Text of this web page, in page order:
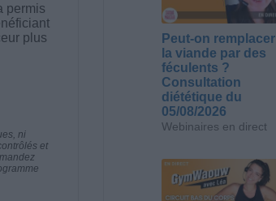
permis
plus
ni
et
Peut-on remplacer
la viande par des
féculents ?
Consultation
diététique du
05/08/2026
Webinaires en direct